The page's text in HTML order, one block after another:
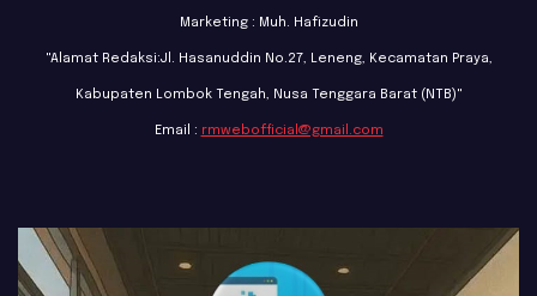
Marketing : Muh. Hafizudin
"Alamat Redaksi:Jl. Hasanuddin No.27, Leneng, Kecamatan Praya,
Kabupaten Lombok Tengah, Nusa Tenggara Barat (NTB)"
Email : rmwebofficial@gmail.com